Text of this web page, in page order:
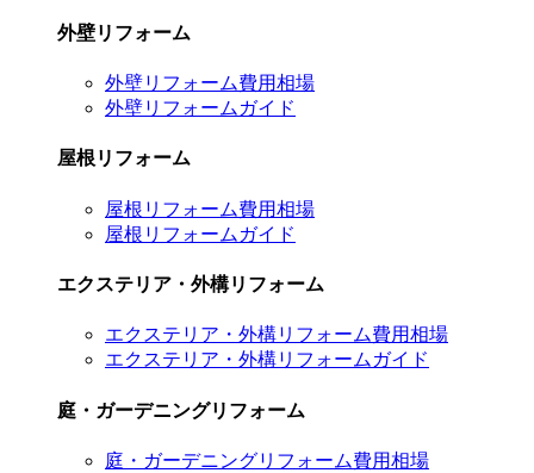
外壁リフォーム
外壁リフォーム費用相場
外壁リフォームガイド
屋根リフォーム
屋根リフォーム費用相場
屋根リフォームガイド
エクステリア・外構リフォーム
エクステリア・外構リフォーム費用相場
エクステリア・外構リフォームガイド
庭・ガーデニングリフォーム
庭・ガーデニングリフォーム費用相場